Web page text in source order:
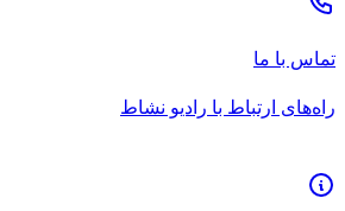
تماس با ما
راه‌های ارتباط با رادیو نشاط